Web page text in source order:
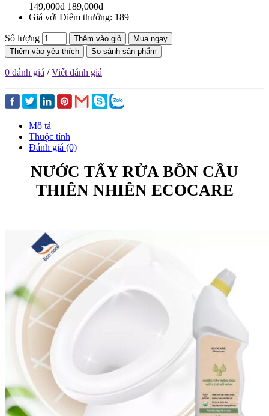
149,000đ 189,000đ
Giá với Điểm thưởng: 189
Số lượng Thêm vào giỏ
Mua ngay
Thêm vào yêu thích
So sánh sản phẩm
0 đánh giá /Viết đánh giá
Mô tả
Thuộc tính
Đánh giá (0)
NƯỚC TẨY RỬA BỒN CẦU
THIÊN NHIÊN ECOCARE